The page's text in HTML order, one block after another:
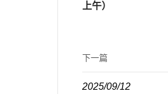
上午）
下一篇
2025/09/12